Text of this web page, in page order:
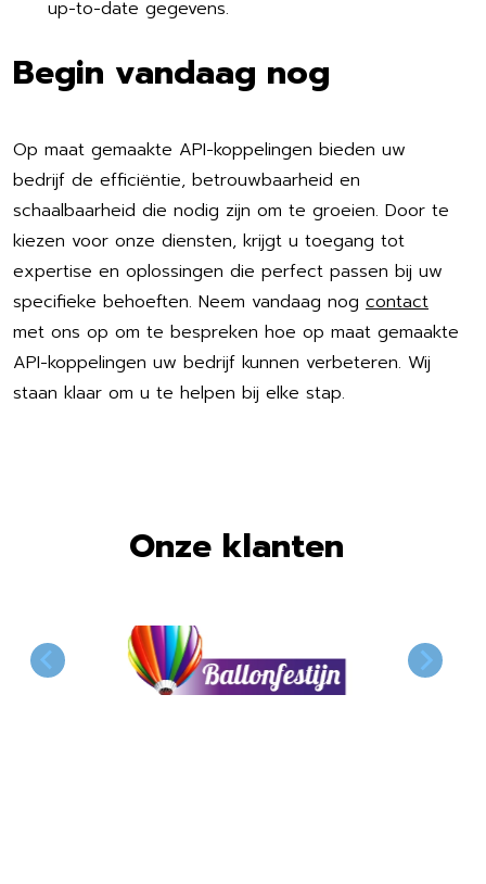
up-to-date gegevens.
Begin vandaag nog
Op maat gemaakte API-koppelingen bieden uw
bedrijf de efficiëntie, betrouwbaarheid en
schaalbaarheid die nodig zijn om te groeien. Door te
kiezen voor onze diensten, krijgt u toegang tot
expertise en oplossingen die perfect passen bij uw
specifieke behoeften. Neem vandaag nog contact
met ons op om te bespreken hoe op maat gemaakte
API-koppelingen uw bedrijf kunnen verbeteren. Wij
staan klaar om u te helpen bij elke stap.
Onze klanten